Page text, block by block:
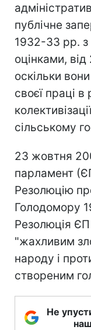
публічне
1932-33 рр. з
оцінками,
оскільки
своєї праці в
сільському
23 жовтня
парламент
Резолюцію
Голодомору
Резолюція
"жахливим
народу і
створеним
Не